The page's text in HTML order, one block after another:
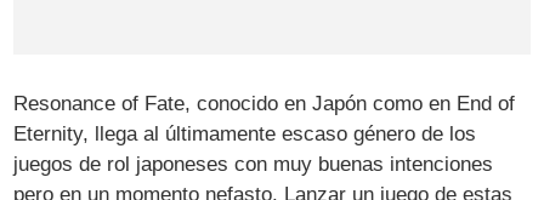
Resonance of Fate, conocido en Japón como en End of
Eternity, llega al últimamente escaso género de los
juegos de rol japoneses con muy buenas intenciones
pero en un momento nefasto. Lanzar un juego de estas